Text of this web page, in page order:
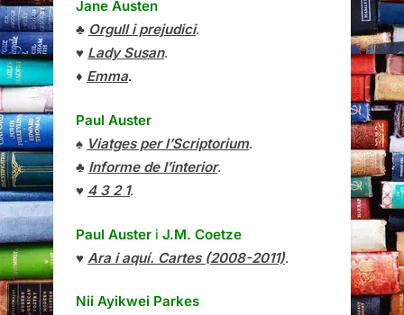
Jane Austen
♣ Orgull i prejudici.
♥ Lady Susan.
♦ Emma.
Paul Auster
♠ Viatges per l’Scriptorium.
♣ Informe de l’interior.
♥ 4 3 2 1.
Paul Auster i J.M. Coetze
♥ Ara i aquí. Cartes (2008-2011).
Nii Ayikwei Parkes